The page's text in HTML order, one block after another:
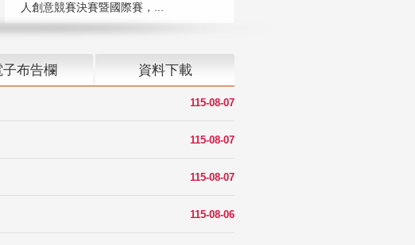
人創意競賽決賽暨國際賽，...
子布告欄 資料下載
115-08-07
115-08-07
115-08-07
115-08-06